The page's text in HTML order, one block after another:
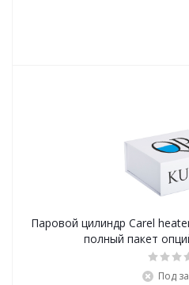
Паровой цилиндр Carel
полный пакет
Под